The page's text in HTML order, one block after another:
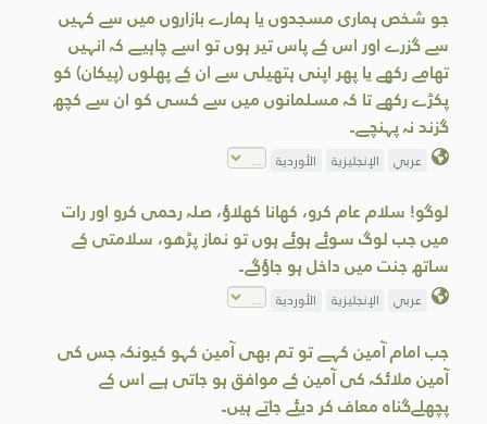
جو شخص ہماری مسجدوں یا ہمارے بازاروں میں سے کہیں
سے گزرے اور اس کے پاس تیر ہوں تو اسے چاہیے کہ انہیں
تھامے رکھے یا پھر اپنی ہتھیلی سے ان کے پھلوں (پیکان) کو
پکڑے رکھے تا کہ مسلمانوں میں سے کسی کو ان سے کچھ
گزند نہ پہنچے۔
عربي الإنجليزية الأوردية
لوگو! سلام عام کرو، کھانا کھلاؤ، صلہ رحمی کرو اور رات
میں جب لوگ سوئے ہوئے ہوں تو نماز پڑھو، سلامتی کے
ساتھ جنت میں داخل ہو جاؤگے۔
عربي الإنجليزية الأوردية
جب امام آمین کہے تو تم بھی آمین کہو کیونکہ جس کی
آمین ملائکہ کی آمین کے موافق ہو جاتی ہے اس کے
پچھلےگناہ معاف کر دیئے جاتے ہیں۔